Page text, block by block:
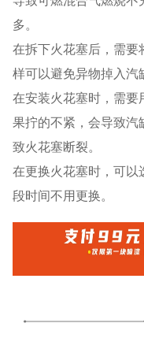
多。
在拆下火花塞后，需要
样可以避免异物掉入汽
在安装火花塞时，需要
果拧的不紧，会导致汽
致火花塞断裂。
在更换火花塞时，可以
段时间不用更换。